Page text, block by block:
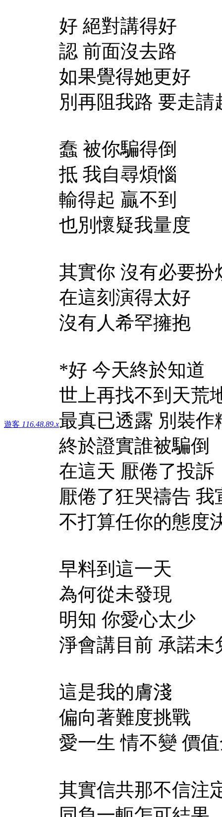
遊客 116.48.89.x
好 絕對講得好
認 前面沒去路
如果覺得她更好
別再阻我路 要走請
蠢 被你騙得倒
抵 我自尋煩惱
輸得起 贏不到
也別懷疑我量度
其實你 沒有必要扮
在這刻演得太好
沒有人希罕擁抱
*好 今天終於知道
世上再找不到天荒
最真已透露 別裝作
終於證實誰被騙倒
在這天 厭倦了投訴
厭倦了狂哭禱告 我
不打算任你的態度
早料到這一天
為何從未發現
明知 你愛心太少
淨會講目前 承諾未
這是我的膚淺
偏向著難度挑戰
愛一生 情不變 價
其實信共那不信注